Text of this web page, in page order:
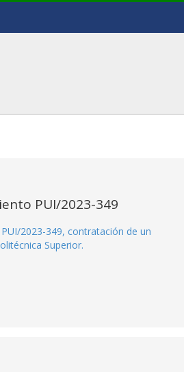
PUI/2023-349
2023-349, contratación de un
Superior.